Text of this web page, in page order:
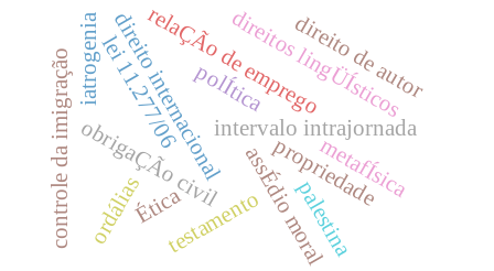
assÉdio moral
intervalo intrajornada
direito internacional
relaÇÃo de emprego
obrigaÇÃo civil
testamento
direitos lingÜÍsticos
direito de autor
polÍtica
controle da imigração propriedade
lei 11.277/06
iatrogenia
Ética
ordálias
metafÍsica
palestina